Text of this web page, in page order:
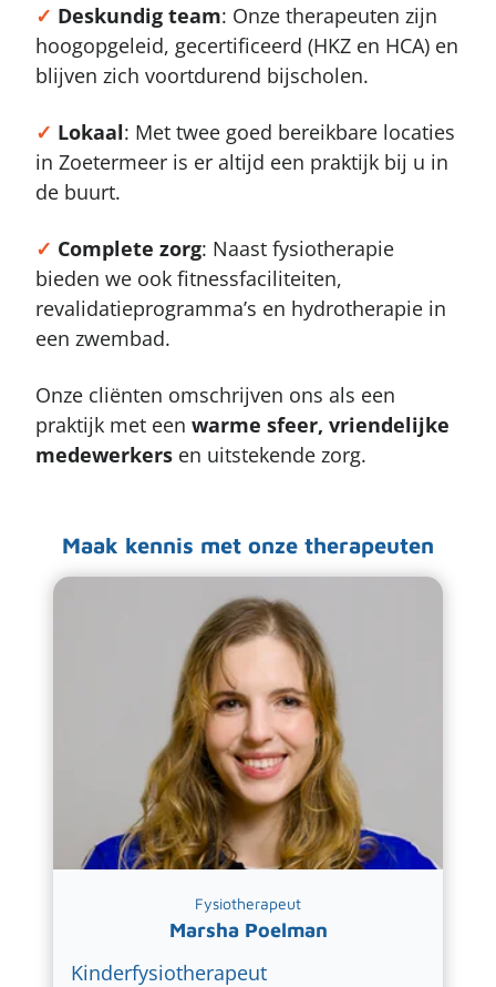
✓ Deskundig team: Onze therapeuten zijn
hoogopgeleid, gecertificeerd (HKZ en HCA) en
blijven zich voortdurend bijscholen.
✓ Lokaal: Met twee goed bereikbare locaties
in Zoetermeer is er altijd een praktijk bij u in
de buurt.
✓ Complete zorg: Naast fysiotherapie
bieden we ook fitnessfaciliteiten,
revalidatieprogramma’s en hydrotherapie in
een zwembad.
Onze cliënten omschrijven ons als een
praktijk met een warme sfeer, vriendelijke
medewerkers en uitstekende zorg.
Maak kennis met onze therapeuten
Fysiotherapeut
Marsha Poelman
Kinderfysiotherapeut